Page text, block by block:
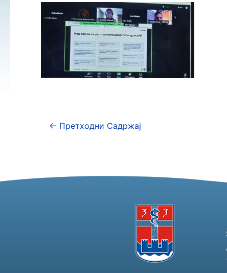
← Претходни Садржај